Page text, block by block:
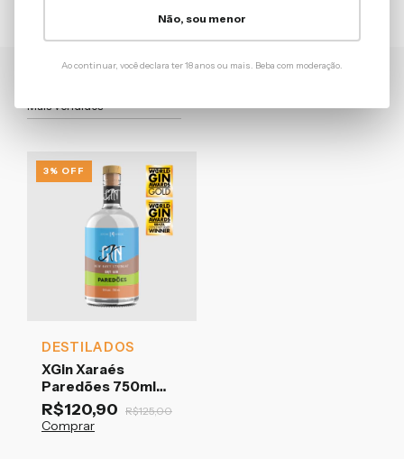
Não, sou menor
Ao continuar, você declara ter 18 anos ou mais. Beba com moderação.
FILTRAR
(1)
1 produto encontrados
3% OFF
DESTILADOS
XGin Xaraés
Paredões 750ml
New Navy Strength
R$120,90 R$125,00
Comprar